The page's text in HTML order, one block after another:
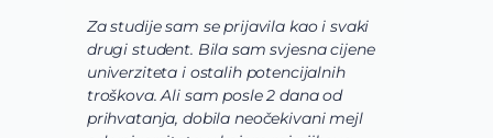
Za studije sam se prijavila kao i svaki
drugi student. Bila sam svjesna cijene
univerziteta i ostalih potencijalnih
troškova. Ali sam posle 2 dana od
prihvatanja, dobila neočekivani mejl